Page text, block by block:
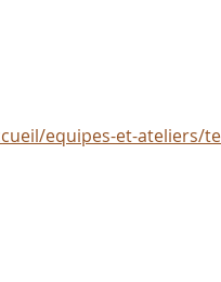
equipes-et-ateliers/